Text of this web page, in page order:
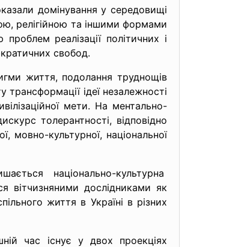
домінування у середовищі
релігійною та іншими формами
проблем реалізації політичних і
свобод.
життя, подолання труднощів
трансформації ідеї незалежності
мети. На ментально-
толерантності, відповідно
мовно-культурної, національної
національно-культурна
вітчизняними дослідниками як
життя в Україні в різних
час існує у двох проекціях